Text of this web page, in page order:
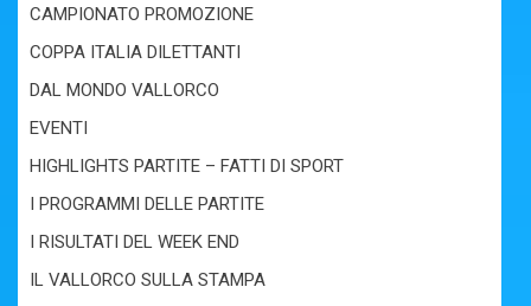
CAMPIONATO PROMOZIONE
COPPA ITALIA DILETTANTI
DAL MONDO VALLORCO
EVENTI
HIGHLIGHTS PARTITE – FATTI DI SPORT
I PROGRAMMI DELLE PARTITE
I RISULTATI DEL WEEK END
IL VALLORCO SULLA STAMPA